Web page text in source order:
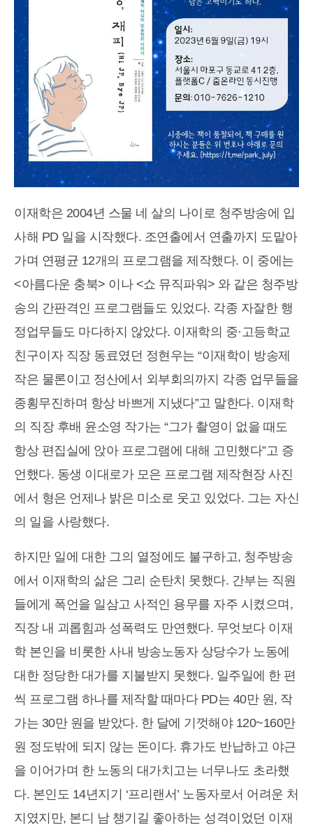
이재학은 2004년 스물 네 살의 나이로 청주방송에 입
사해 PD 일을 시작했다. 조연출에서 연출까지 도맡아
가며 연평균 12개의 프로그램을 제작했다. 이 중에는
<아름다운 충북> 이나 <쇼 뮤직파워> 와 같은 청주방
송의 간판격인 프로그램들도 있었다. 각종 자잘한 행
정업무들도 마다하지 않았다. 이재학의 중·고등학교
친구이자 직장 동료였던 정현우는 “이재학이 방송제
작은 물론이고 정산에서 외부회의까지 각종 업무들을
종횡무진하며 항상 바쁘게 지냈다”고 말한다. 이재학
의 직장 후배 윤소영 작가는 “그가 촬영이 없을 때도
항상 편집실에 앉아 프로그램에 대해 고민했다”고 증
언했다. 동생 이대로가 모은 프로그램 제작현장 사진
에서 형은 언제나 밝은 미소로 웃고 있었다. 그는 자신
의 일을 사랑했다.
하지만 일에 대한 그의 열정에도 불구하고, 청주방송
에서 이재학의 삶은 그리 순탄치 못했다. 간부는 직원
들에게 폭언을 일삼고 사적인 용무를 자주 시켰으며,
직장 내 괴롭힘과 성폭력도 만연했다. 무엇보다 이재
학 본인을 비롯한 사내 방송노동자 상당수가 노동에
대한 정당한 대가를 지불받지 못했다. 일주일에 한 편
씩 프로그램 하나를 제작할 때마다 PD는 40만 원, 작
가는 30만 원을 받았다. 한 달에 기껏해야 120~160만
원 정도밖에 되지 않는 돈이다. 휴가도 반납하고 야근
을 이어가며 한 노동의 대가치고는 너무나도 초라했
다. 본인도 14년지기 ‘프리랜서’ 노동자로서 어려운 처
지였지만, 본디 남 챙기길 좋아하는 성격이었던 이재